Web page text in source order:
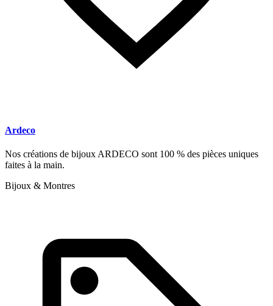
Ardeco
Nos créations de bijoux ARDECO sont 100 % des pièces uniques
faites à la main.
Bijoux & Montres